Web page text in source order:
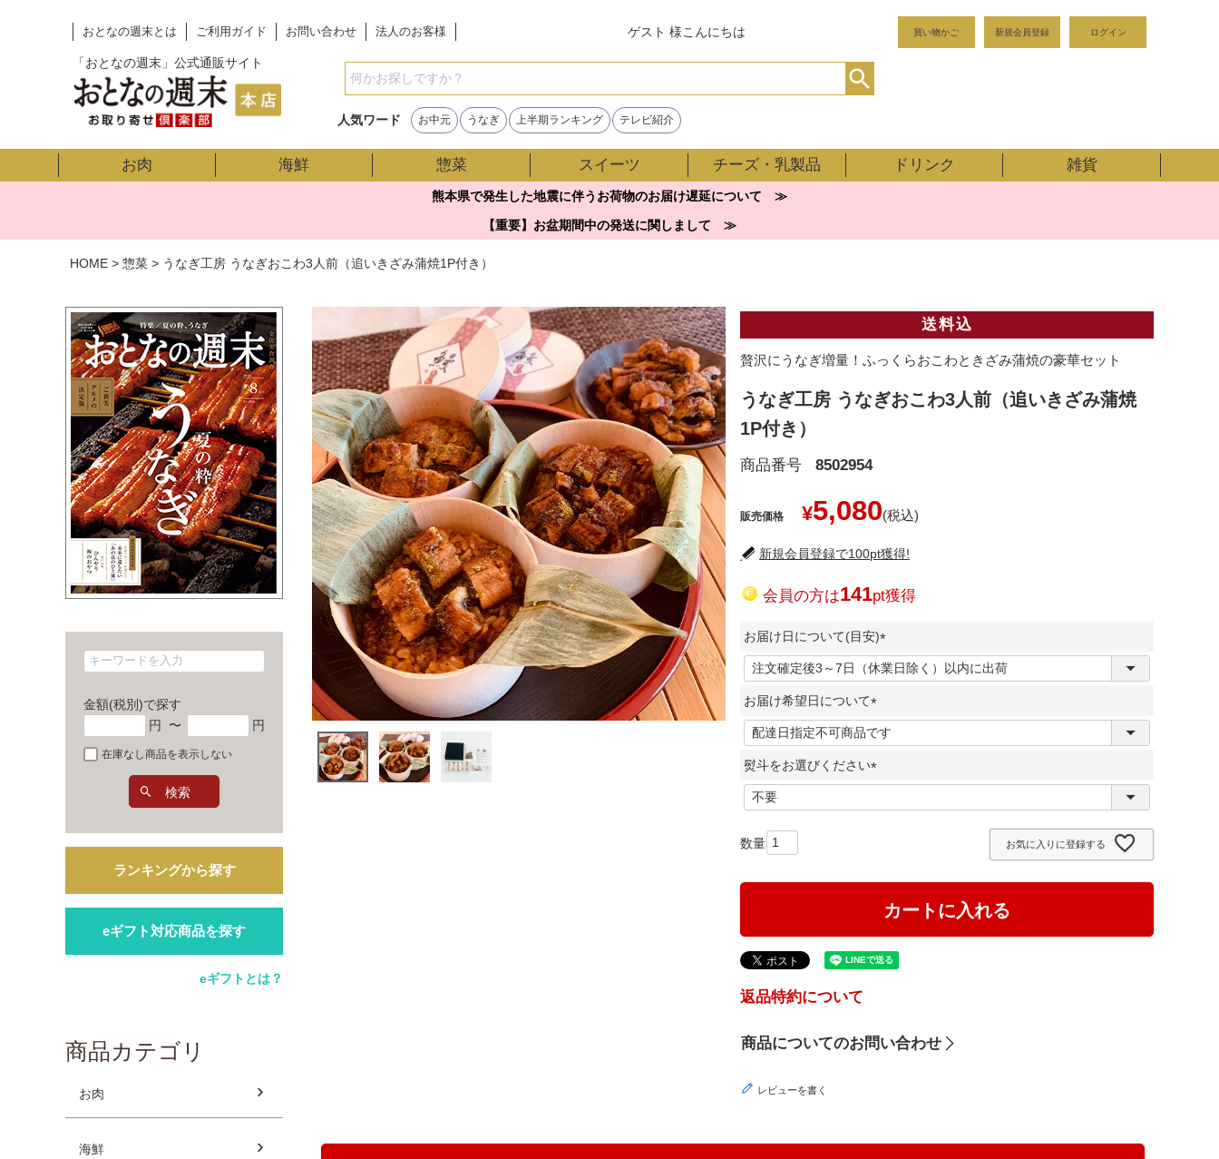
おとなの週末とは ご利用ガイド お問い合わせ 法人のお客様 ゲスト 様こんにちは
「おとなの週末」公式通販サイト
買い物かご 新規会員登録 ログイン
検索
人気ワード お中元 うなぎ 上半期ランキング テレビ紹介
お肉 海鮮 惣菜 スイーツ チーズ・乳製品 ドリンク 雑貨
熊本県で発生した地震に伴うお荷物のお届け遅延について ≫
【重要】お盆期間中の発送に関しまして ≫
HOME 惣菜 うなぎ工房 うなぎおこわ3人前（追いきざみ蒲焼1P付き）
金額(税別)で探す
円
〜 円
在庫なし商品を表示しない
検索
ランキングから探す
eギフト対応商品を探す
eギフトとは？
商品カテゴリ
お肉
海鮮
送料込
贅沢にうなぎ増量！ふっくらおこわときざみ蒲焼の豪華セット
うなぎ工房 うなぎおこわ3人前（追いきざみ蒲焼
1P付き）
商品番号 8502954
販売価格 ¥5,080
新規会員登録で100pt獲得!
会員の方は141pt獲得
お届け日について(目安)
(
必
)
お届け希望日について
(
必
須
)
熨斗をお選びください
必
お気に入りに登録する
カートに入れる
返品特約について
商品についてのお問い合わせ
レビューを書く